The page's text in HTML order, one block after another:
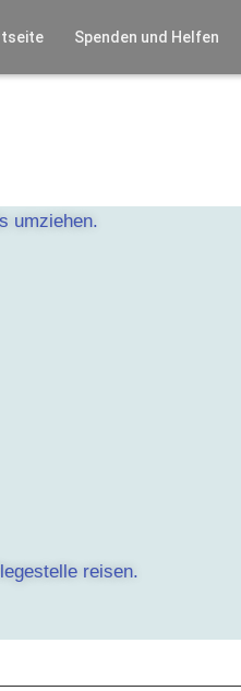
Spenden und Helfen
umziehen.
reisen.